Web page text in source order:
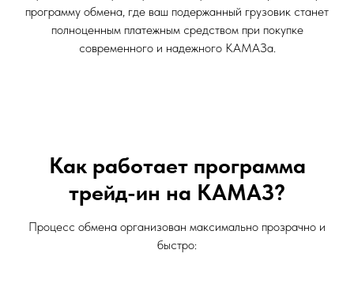
программу обмена, где ваш подержанный грузовик станет
полноценным платежным средством при покупке
современного и надежного КАМАЗа.
Как работает программа
трейд-ин на КАМАЗ?
Процесс обмена организован максимально прозрачно и
быстро: